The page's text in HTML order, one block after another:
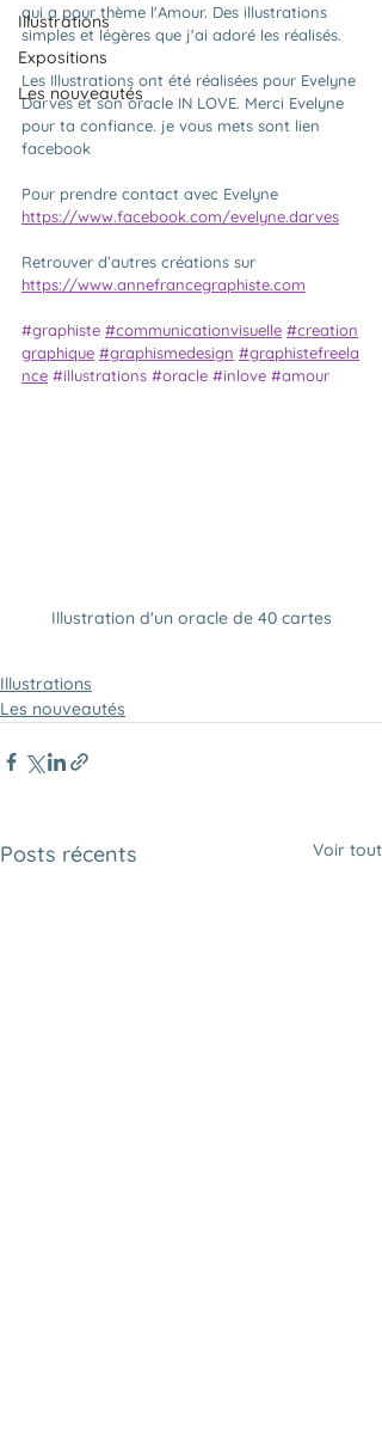
Illustrations
Expositions
Les nouveautés
qui a pour thème l'Amour. Des illustrations
simples et légères que j'ai adoré les réalisés.
Les Illustrations ont été réalisées pour Evelyne
Darves et son oracle IN LOVE. Merci Evelyne
pour ta confiance. je vous mets sont lien
facebook
Pour prendre contact avec Evelyne
https://www.facebook.com/evelyne.darves
Retrouver d’autres créations sur
https://www.annefrancegraphiste.com
#graphiste #communicationvisuelle #creation
graphique #graphismedesign #graphistefreela
nce #illustrations #oracle #inlove #amour
Illustration d'un oracle de 40 cartes
Illustrations
Les nouveautés
Posts récents Voir tout